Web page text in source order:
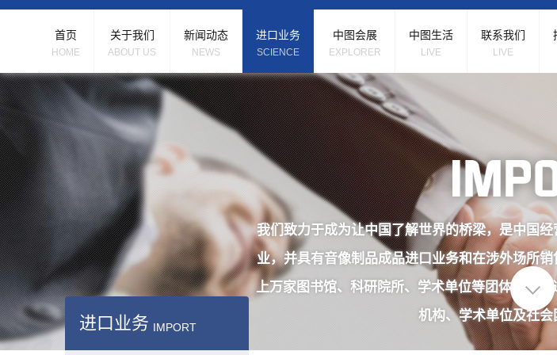
首页
HOME
关于我们
ABOUT US
新闻动态
NEWS
进口业务
SCIENCE
中图会展
EXPLORER
中图生活
LIVE
联系我们
LIVE
我们致力于成为让中国了解世界的桥梁，是中国
业，并具有音像制品成品进口业务和在涉外场所
上万家图书馆、科研院所、学术单位等团体客户
机构、学术单位及社会
进口业务 IMPORT